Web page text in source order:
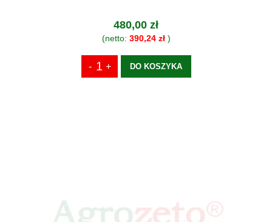
480,00 zł
(netto: 390,24 zł)
DO KOSZYKA